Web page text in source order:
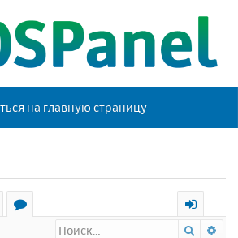
на главную страницу
х
Поиск